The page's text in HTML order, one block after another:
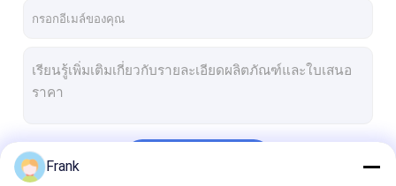
Ex Proof Cable Gland
อุปกรณ์กันระเบิด
Frank